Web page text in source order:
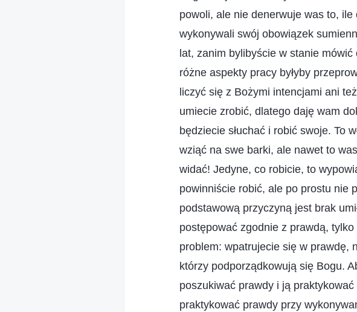
powoli, ale nie denerwuje was to,
wykonywali swój obowiązek
lat, zanim bylibyście w stanie
różne aspekty pracy byłyby
liczyć się z Bożymi intencjami ani
umiecie zrobić, dlatego daję wam
będziecie słuchać i robić swoje. To
wziąć na swe barki, ale nawet to
widać! Jedyne, co robicie, to
powinniście robić, ale po prostu nie
podstawową przyczyną jest brak
postępować zgodnie z prawdą,
problem: wpatrujecie się w prawdę,
którzy podporządkowują się Bogu.
poszukiwać prawdy i ją
praktykować prawdy przy